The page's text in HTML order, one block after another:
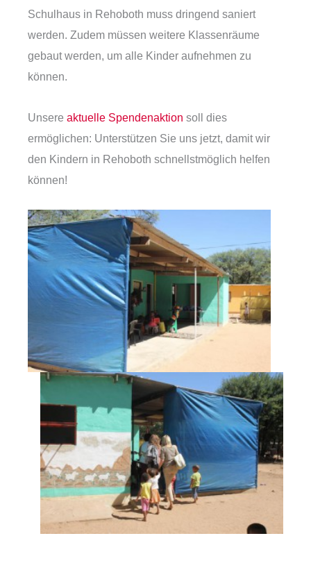
Schulhaus in Rehoboth muss dringend saniert
werden. Zudem müssen weitere Klassenräume
gebaut werden, um alle Kinder aufnehmen zu
können.
Unsere aktuelle Spendenaktion soll dies
ermöglichen: Unterstützen Sie uns jetzt, damit wir
den Kindern in Rehoboth schnellstmöglich helfen
können!